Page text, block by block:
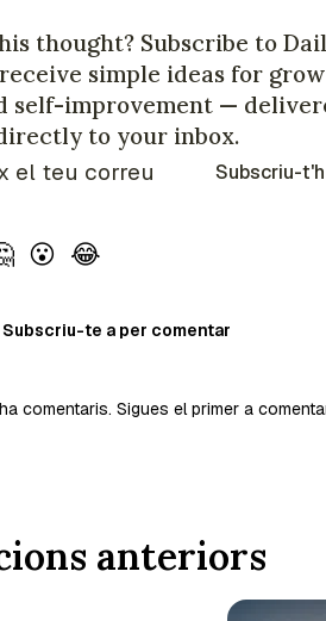
thought? Subscribe to
simple ideas for
self-improvement —
to your inbox.
Subscriu-
😮 😂
Subscriu-te a per comentar
comentaris. Sigues el primer a
anteriors